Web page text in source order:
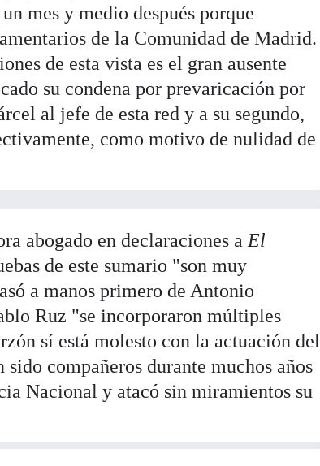
mes y medio después porque
de la Comunidad de Madrid.
de esta vista es el gran ausente
su condena por prevaricación por
al jefe de esta red y a su segundo,
como motivo de nulidad de
abogado en declaraciones aEl
de este sumario "son muy
a manos primero de Antonio
Ruz "se incorporaron múltiples
sí está molesto con la actuación del
sido compañeros durante muchos años
Nacional y atacó sin miramientos su